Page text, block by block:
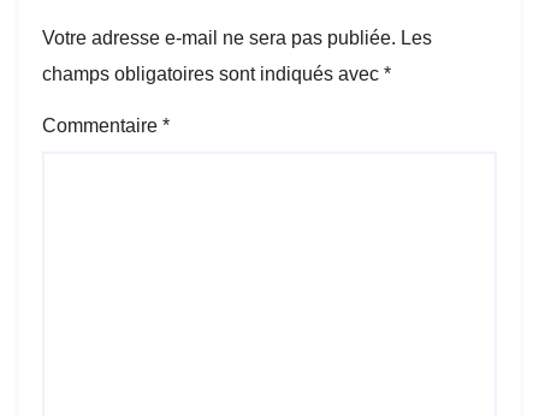
Votre adresse e-mail ne sera pas publiée. Les
champs obligatoires sont indiqués avec *
Commentaire *